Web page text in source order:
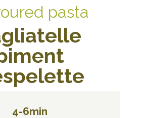
pasta
4-6min